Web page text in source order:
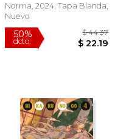
Norma, 2024, Tapa Blanda,
Nuevo